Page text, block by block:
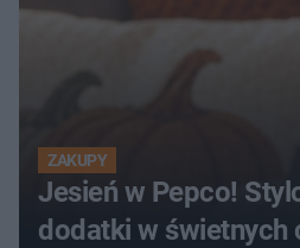
ZAKUPY
Jesień w Pepco!
dodatki w świetnych